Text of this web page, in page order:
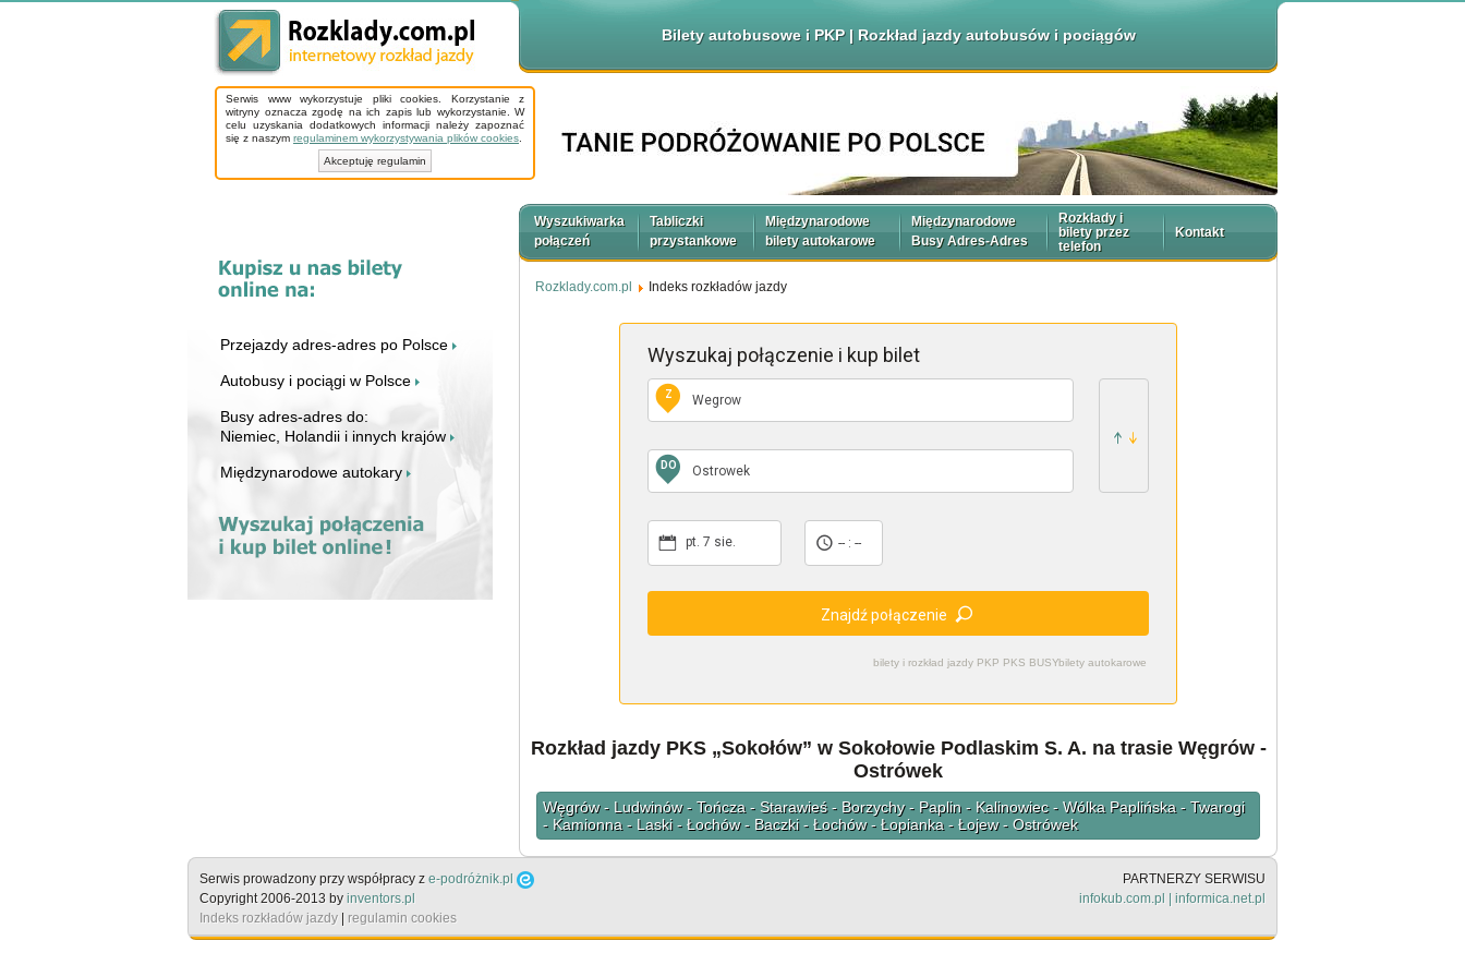
Bilety autobusowe i PKP | Rozkład jazdy autobusów i pociągów
Serwis www wykorzystuje pliki cookies. Korzystanie z
witryny oznacza zgodę na ich zapis lub wykorzystanie. W
celu uzyskania dodatkowych informacji należy zapoznać
się z naszym regulaminem wykorzystywania plików cookies
Akceptuję regulamin
Przejazdy adres-adres po Polsce
Autobusy i pociągi w Polsce
Busy adres-adres do:
Niemiec, Holandii i innych krajów
Międzynarodowe autokary
Wyszukiwarka
połączeń
Tabliczki
przystankowe
Międzynarodowe
bilety autokarowe
Międzynarodowe
Busy Adres-Adres
Rozkłady i
bilety przez
telefon
Kontakt
Rozklady.com.pl Indeks rozkładów jazdy
bilety i rozkład jazdy PKP PKS BUSYbilety autokarowe
Wyszukaj połączenie i kup bilet
Z
DO
pt. 7 sie. -- : --
Znajdź połączenie
Rozkład jazdy PKS „Sokołów” w Sokołowie Podlaskim S. A. na trasie Węgrów -
Ostrówek
Węgrów - Ludwinów - Tończa - Starawieś - Borzychy - Paplin - Kalinowiec - Wólka Paplińska - Twarogi
- Kamionna - Laski - Łochów - Baczki - Łochów - Łopianka - Łojew - Ostrówek
Serwis prowadzony przy współpracy z e-podróżnik.pl
Copyright 2006-2013 by inventors.pl
Indeks rozkładów jazdy | regulamin cookies
PARTNERZY SERWISU
infokub.com.pl | informica.net.pl